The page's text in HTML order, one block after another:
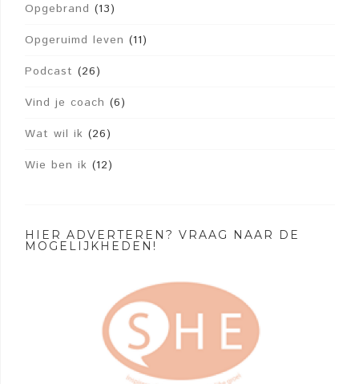
Opgebrand (13)
Opgeruimd leven (11)
Podcast (26)
Vind je coach (6)
Wat wil ik (26)
Wie ben ik (12)
HIER ADVERTEREN? VRAAG NAAR DE
MOGELIJKHEDEN!